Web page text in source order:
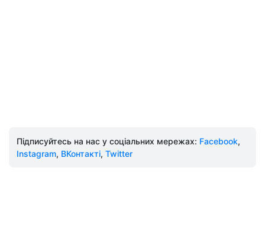
Підписуйтесь на нас у соціальних мережах: Facebook,
Instagram, ВКонтакті, Twitter